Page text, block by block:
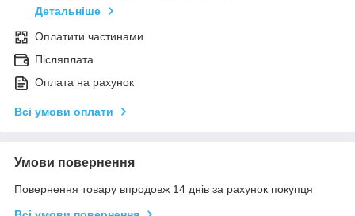
Детальніше
Оплатити частинами
Післяплата
Оплата на рахунок
Всі умови оплати
Умови повернення
Повернення товару впродовж 14 днів за рахунок покупця